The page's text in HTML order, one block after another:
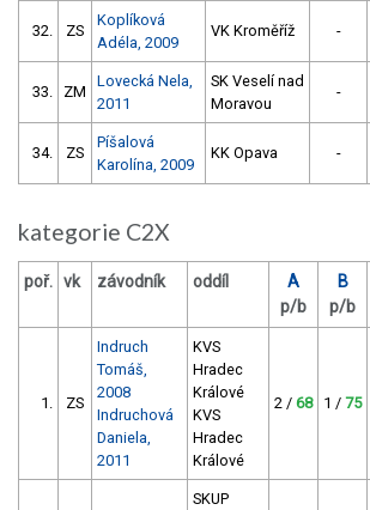
32. ZS
Koplíková
Adéla, 2009
VK Kroměříž -
33. ZM
Lovecká Nela,
2011
SK Veselí nad
Moravou
-
34. ZS
Píšalová
Karolína, 2009
KK Opava -
kategorie C2X
poř. vk závodník oddíl
A
p/b
B
p/b
1. ZS
Indruch
Tomáš,
2008
Indruchová
Daniela,
2011
KVS
Hradec
Králové
KVS
Hradec
Králové
2 / 68 1 / 75
SKUP